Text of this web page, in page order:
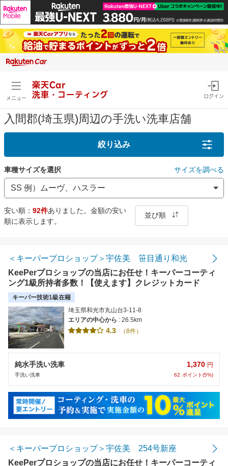
メニュー
楽天Car
洗車・コーティング
ログイン
入間郡(埼玉県)周辺の手洗い洗車店舗
絞り込み
車種サイズを選択 サイズを調べる
安い順： 92件ありました。金額の安い
順に表示します。
並び順
金額の安い順
評価の高い順
＜キーパープロショップ＞宇佐美 笹目通り和光
KeePerプロショップの当店にお任せ！キーパーコーティ
ング1級所持者多数！【使えます】クレジットカード
キーパー技術1級在籍
埼玉県和光市丸山台3-11-8
エリアの中心から : 26.5km
4.3 （8件）
純水手洗い洗車
手洗い洗車
1,370 円
62 ポイント(5%)
＜キーパープロショップ＞宇佐美 254号新座
KeePerプロショップの当店にお任せ！キーパーコーティ